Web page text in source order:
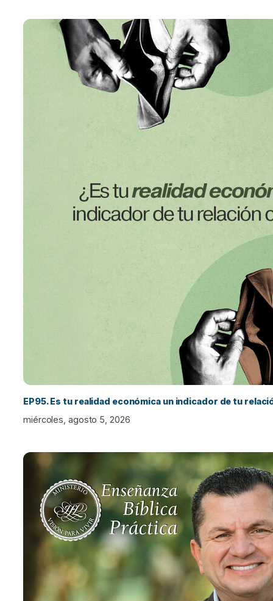
EP95. Es tu realidad económica un indicador de tu
miércoles, agosto 5, 2026